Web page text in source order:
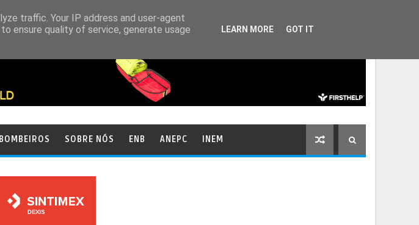
SOBRE NÓS ENB ANEPC INEM
traffic. Your IP address and user-agent
ensure quality of service, generate usage
LEARN MORE GOT IT